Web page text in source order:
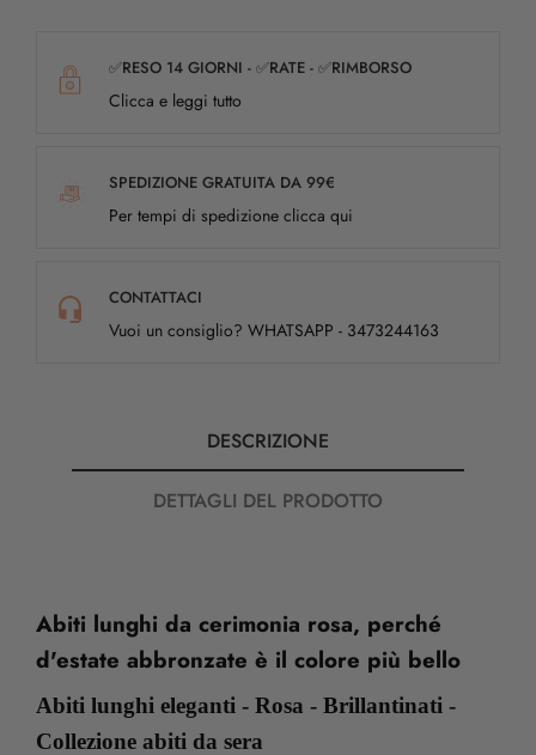
✅RESO 14 GIORNI - ✅RATE - ✅RIMBORSO
Clicca e leggi tutto
SPEDIZIONE GRATUITA DA 99€
Per tempi di spedizione clicca qui
CONTATTACI
Vuoi un consiglio? WHATSAPP - 3473244163
DESCRIZIONE
DETTAGLI DEL PRODOTTO
Abiti lunghi da cerimonia rosa, perché
d'estate abbronzate è il colore più bello
Abiti lunghi eleganti - Rosa - Brillantinati -
Collezione abiti da sera